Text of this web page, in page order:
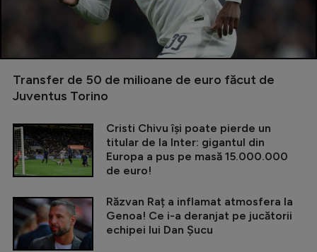
Transfer de 50 de milioane de euro făcut de
Juventus Torino
Cristi Chivu își poate pierde un
titular de la Inter: gigantul din
Europa a pus pe masă 15.000.000
de euro!
Răzvan Raț a inflamat atmosfera la
Genoa! Ce i-a deranjat pe jucătorii
echipei lui Dan Șucu